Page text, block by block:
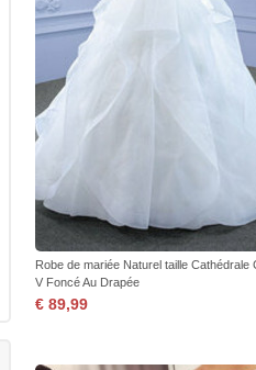
Robe de mariée Naturel taille Cathédrale
V Foncé Au Drapée
€ 89,99